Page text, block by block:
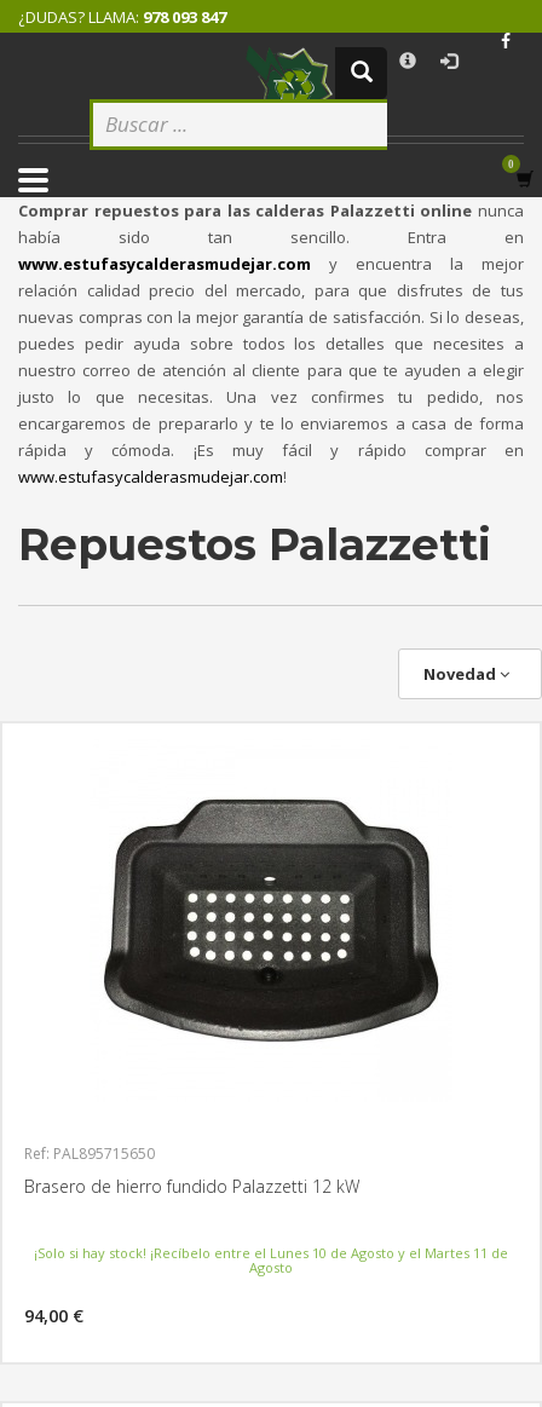
Logeate con tu cuenta de cliente.
2 Selecciona tus productos.
3
4 Recibe tu pedido.
Si todovia tienes alguna duda, comuníquenoslo enviando un correo
electrónico pinchandoaquí. ¡Gracias!
¿DUDAS? LLAMA: 978 093 847
Comprar repuestos para las calderas Palazzetti online nunca
había sido tan sencillo. Entra en
www.estufasycalderasmudejar.com y encuentra la mejor
relación calidad precio del mercado, para que disfrutes de tus
nuevas compras con la mejor garantía de satisfacción. Si lo deseas,
puedes pedir ayuda sobre todos los detalles que necesites a
nuestro correo de atención al cliente para que te ayuden a elegir
justo lo que necesitas. Una vez confirmes tu pedido, nos
encargaremos de prepararlo y te lo enviaremos a casa de forma
rápida y cómoda. ¡Es muy fácil y rápido comprar en
www.estufasycalderasmudejar.com!
Repuestos Palazzetti
Novedad
Ref: PAL895715650
Brasero de hierro fundido Palazzetti 12 kW
¡Solo si hay stock! ¡Recíbelo entre el Lunes 10 de Agosto y el Martes 11 de
Agosto
94,00 €